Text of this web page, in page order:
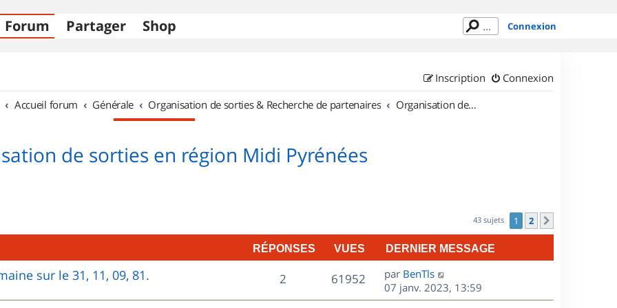
Forum Partager Shop Connexion
Connexion
Inscription
Accueil forum Générale Organisation de sorties & Recherche de partenaires Organisation de sorties en région Midi Pyrénées
de sorties en région Midi Pyrénées
43 sujets 1 2
RÉPONSES VUES DERNIER MESSAGE
sur le 31, 11, 09, 81. 2R
é
61952V
u
D
e
r
par BenTls
07 janv. 2023, 13:59